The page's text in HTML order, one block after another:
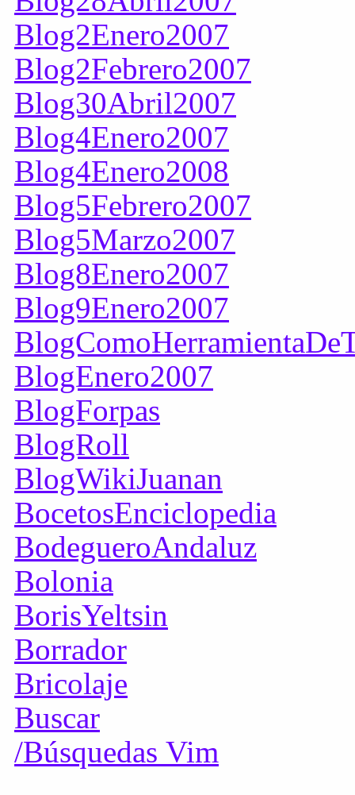
Blog2Enero2007
Blog2Febrero2007
Blog30Abril2007
Blog4Enero2007
Blog4Enero2008
Blog5Febrero2007
Blog5Marzo2007
Blog8Enero2007
Blog9Enero2007
BlogEnero2007
BlogForpas
BlogRoll
BlogWikiJuanan
BocetosEnciclopedia
BodegueroAndaluz
Bolonia
BorisYeltsin
Borrador
Bricolaje
Buscar
/Búsquedas Vim